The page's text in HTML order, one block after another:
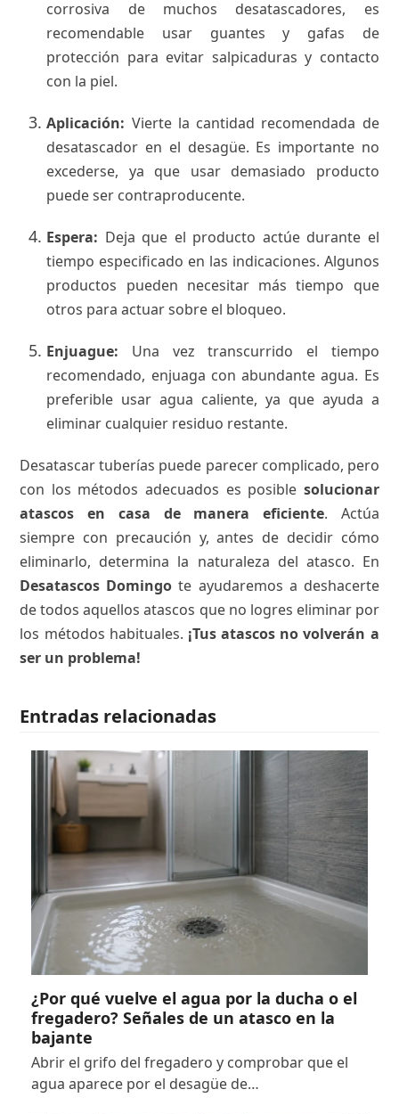
corrosiva de muchos desatascadores, es
recomendable usar guantes y gafas de
protección para evitar salpicaduras y contacto
con la piel.
Aplicación: Vierte la cantidad recomendada de
desatascador en el desagüe. Es importante no
excederse, ya que usar demasiado producto
puede ser contraproducente.
Espera: Deja que el producto actúe durante el
tiempo especificado en las indicaciones. Algunos
productos pueden necesitar más tiempo que
otros para actuar sobre el bloqueo.
Enjuague: Una vez transcurrido el tiempo
recomendado, enjuaga con abundante agua. Es
preferible usar agua caliente, ya que ayuda a
eliminar cualquier residuo restante.
Desatascar tuberías puede parecer complicado, pero
con los métodos adecuados es posible solucionar
atascos en casa de manera eficiente. Actúa
siempre con precaución y, antes de decidir cómo
eliminarlo, determina la naturaleza del atasco. En
Desatascos Domingo te ayudaremos a deshacerte
de todos aquellos atascos que no logres eliminar por
los métodos habituales. ¡Tus atascos no volverán a
ser un problema!
Entradas relacionadas
¿Por qué vuelve el agua por la ducha o el
fregadero? Señales de un atasco en la
bajante
Abrir el grifo del fregadero y comprobar que el
agua aparece por el desagüe de…